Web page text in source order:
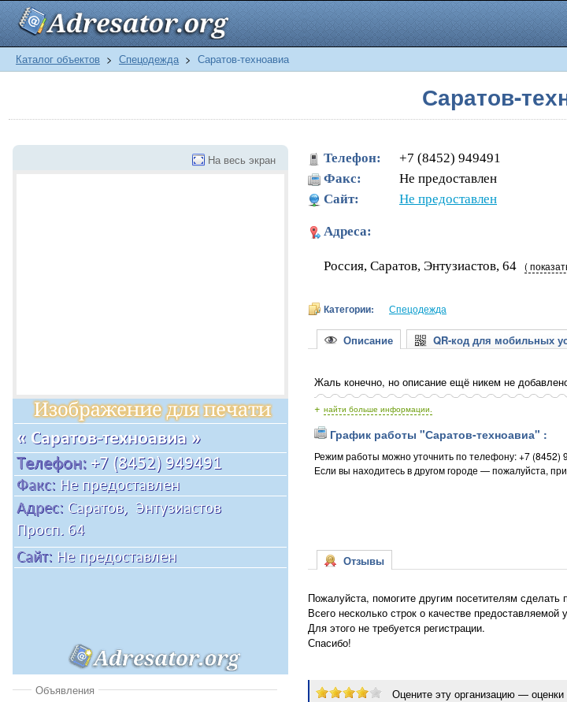
Каталог объектов > Спецодежда > Саратов-техноавиа
Саратов-
На весь экран
Объявления
Телефон:
+7 (8452) 949491
Факс:
Не предоставлен
Сайт:
Не предоставлен
Адреса:
Россия, Саратов, Энтузиастов, 64 (
Категории: Спецодежда
Описание QR-код для мобильных
Жаль конечно, но описание ещё никем не
+ найти больше информации.
График работы "Саратов-техноавиа" :
Режим работы можно уточнить по телефону: +7 (8452)
Если вы находитесь в другом городе — пожалуйста,
Отзывы
Пожалуйста, помогите другим посетителям
Всего несколько строк о качестве предоставляемой
Для этого не требуется регистрации.
Спасибо!
Оцените эту организацию —